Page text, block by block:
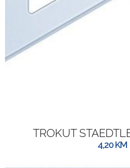
TROKUT
4,20KM